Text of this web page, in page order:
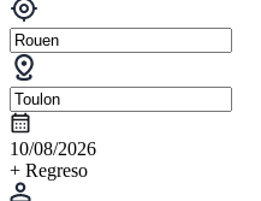
10/08/2026
+ Regreso